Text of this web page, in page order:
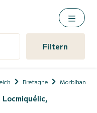
Filtern
Bretagne Morbihan